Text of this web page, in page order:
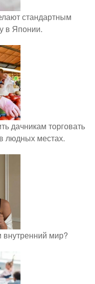
стандартным
в Японии.
дачникам торговать
людных местах.
мир?